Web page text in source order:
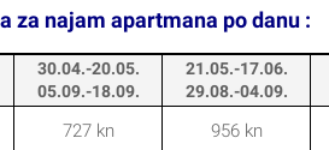
za najam apartmana po danu :
30.04.-20.05.
05.09.-18.09.
21.05.-17.06.
29.08.-04.09.
727 kn 956 kn